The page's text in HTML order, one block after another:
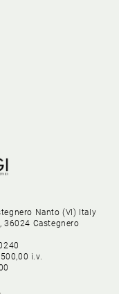
Nanto (VI) Italy
36024 Castegnero
i.v.